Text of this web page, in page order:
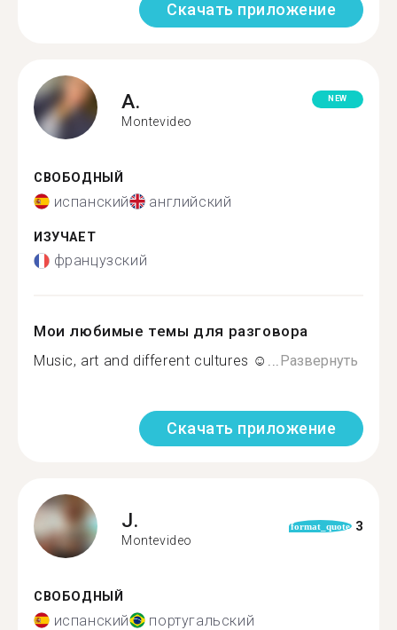
Скачать приложение
A.
Montevideo
NEW
СВОБОДНЫЙ
испанский английский
ИЗУЧАЕТ
французский
Мои любимые темы для разговора
Music, art and different cultures ☺...Развернуть
Скачать приложение
J.
Montevideo
format_quote 3
СВОБОДНЫЙ
испанский португальский